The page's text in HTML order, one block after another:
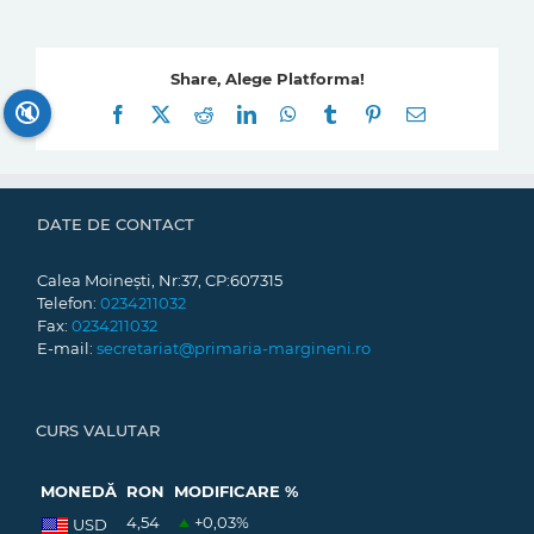
Share, Alege Platforma!
Facebook
RedditLinkedInWhatsApp
Tumblr Pinterest
E-
DATE DE CONTACT
Calea Moinești, Nr:37, CP:607315
Telefon: 0234211032
Fax: 0234211032
E-mail: secretariat@primaria-margineni.ro
CURS VALUTAR
MONEDĂ RON
MODIFICARE %
USD
4,54 +0,03%
🔇